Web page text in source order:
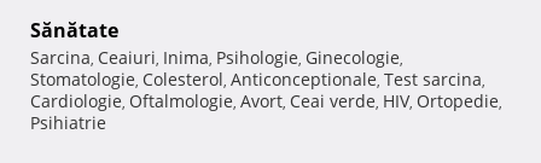
Sănătate
Sarcina, Ceaiuri, Inima, Psihologie, Ginecologie,
Stomatologie, Colesterol, Anticonceptionale, Test sarcina,
Cardiologie, Oftalmologie, Avort, Ceai verde, HIV, Ortopedie,
Psihiatrie